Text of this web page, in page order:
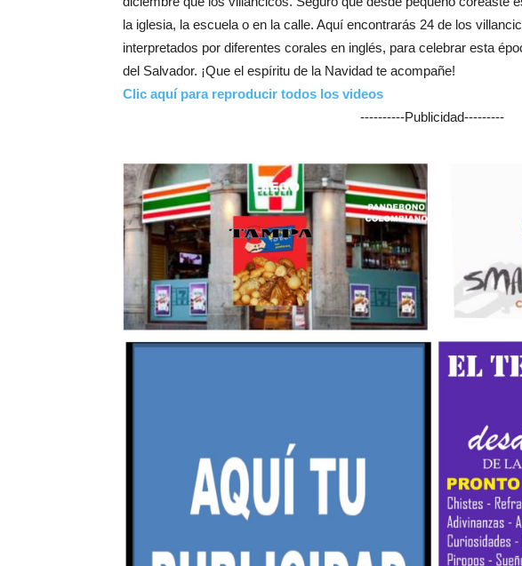
la iglesia, la escuela o en la calle. Aquí encontrarás 24 de los
interpretados por diferentes corales en inglés, para celebrar esta
del Salvador. ¡Que el espíritu de la Navidad te acompañe!
Clic aquí para reproducir todos los videos
----------Publicidad---------